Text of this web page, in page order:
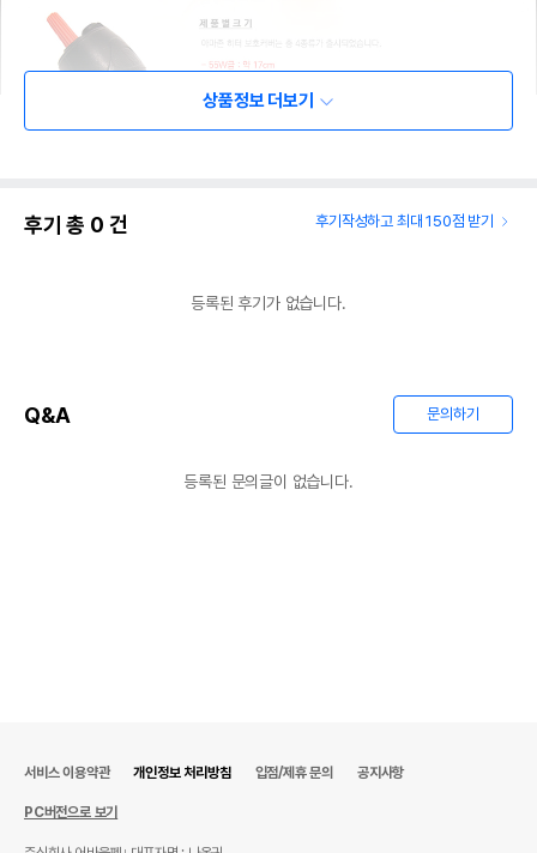
상품정보 더보기
후기 총 0 건 후기작성하고 최대 150점 받기
등록된 후기가 없습니다.
Q&A 문의하기
등록된 문의글이 없습니다.
서비스 이용약관 개인정보 처리방침 입점/제휴 문의 공지사항
PC버전으로 보기